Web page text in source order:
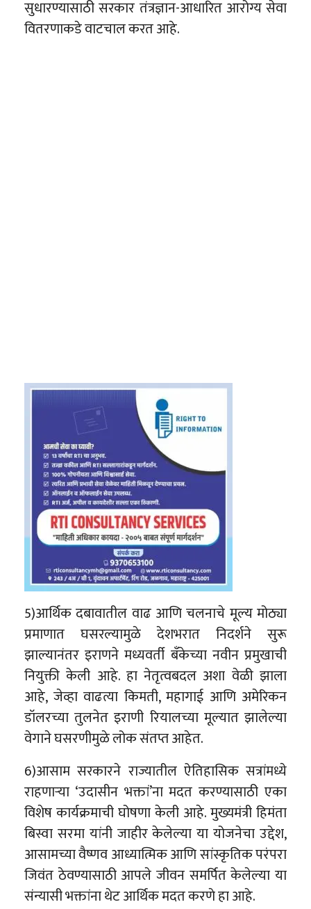
सुधारण्यासाठी सरकार तंत्रज्ञान-आधारित आरोग्य सेवा
वितरणाकडे वाटचाल करत आहे.
5)आर्थिक दबावातील वाढ आणि चलनाचे मूल्य मोठ्या
प्रमाणात घसरल्यामुळे देशभरात निदर्शने सुरू
झाल्यानंतर इराणने मध्यवर्ती बँकेच्या नवीन प्रमुखाची
नियुक्ती केली आहे. हा नेतृत्वबदल अशा वेळी झाला
आहे, जेव्हा वाढत्या किमती, महागाई आणि अमेरिकन
डॉलरच्या तुलनेत इराणी रियालच्या मूल्यात झालेल्या
वेगाने घसरणीमुळे लोक संतप्त आहेत.
6)आसाम सरकारने राज्यातील ऐतिहासिक सत्रांमध्ये
राहणाऱ्या ‘उदासीन भक्तां’ना मदत करण्यासाठी एका
विशेष कार्यक्रमाची घोषणा केली आहे. मुख्यमंत्री हिमंता
बिस्वा सरमा यांनी जाहीर केलेल्या या योजनेचा उद्देश,
आसामच्या वैष्णव आध्यात्मिक आणि सांस्कृतिक परंपरा
जिवंत ठेवण्यासाठी आपले जीवन समर्पित केलेल्या या
संन्यासी भक्तांना थेट आर्थिक मदत करणे हा आहे.